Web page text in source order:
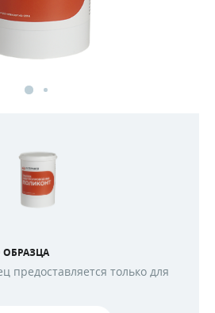
ОБРАЗЦА
предоставляется только для